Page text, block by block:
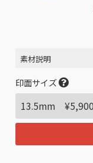
素材説明
印面サイズ